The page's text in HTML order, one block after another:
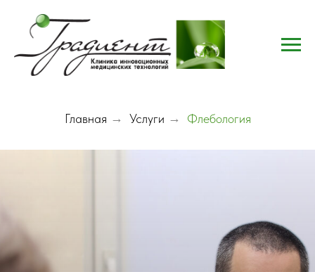
Главная → Услуги → Флебология